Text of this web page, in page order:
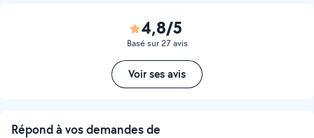
4,8/5
Basé sur 27 avis
Voir ses avis
Répond à vos demandes de